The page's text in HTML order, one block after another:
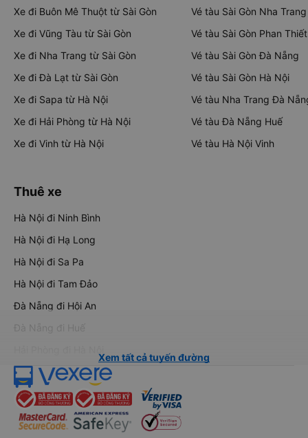
Xe đi Buôn Mê Thuột từ Sài Gòn
Xe đi Vũng Tàu từ Sài Gòn
Xe đi Nha Trang từ Sài Gòn
Xe đi Đà Lạt từ Sài Gòn
Xe đi Sapa từ Hà Nội
Xe đi Hải Phòng từ Hà Nội
Xe đi Vinh từ Hà Nội
Vé tàu Sài Gòn Nha Trang
Vé tàu Sài Gòn Phan Thiết
Vé tàu Sài Gòn Đà Nẵng
Vé tàu Sài Gòn Hà Nội
Vé tàu Nha Trang Đà
Vé tàu Đà Nẵng Huế
Vé tàu Hà Nội Vinh
Thuê xe
Hà Nội đi Ninh Bình
Hà Nội đi Hạ Long
Hà Nội đi Sa Pa
Hà Nội đi Tam Đảo
Đà Nẵng đi Hội An
Đà Nẵng đi Huế
Xem tất cả tuyến đường